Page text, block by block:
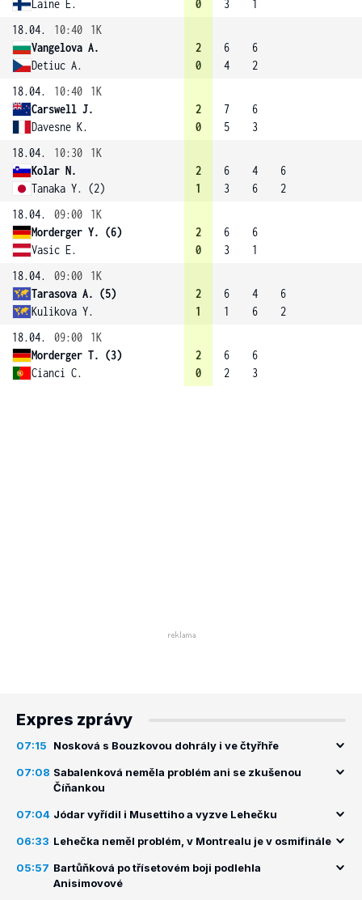
Laine E. 0 3
1
18.04.
10:40
1K
Vangelova A.
Detiuc A.
2
0
6
4
6
2
18.04.
10:40
1K
Carswell J.
Davesne K.
2
0
7
5
6
3
18.04.
10:30
1K
Kolar N.
Tanaka Y. (2)
2
1
6
3
4
6
6
2
18.04.
09:00
1K
Morderger Y. (6)
Vasic E.
2
0
6
3
6
1
18.04.
09:00
1K
Tarasova A. (5)
Kulikova Y.
2
1
6
1
4
6
6
2
18.04.
09:00
1K
Morderger T. (3)
Cianci C.
2
0
6
2
6
3
Expres zprávy
07:15 Nosková s Bouzkovou dohrály i ve čtyřhře
07:08 Sabalenková neměla problém ani se zkušenou
Číňankou
07:04 Jódar vyřídil i Musettiho a vyzve Lehečku
06:33 Lehečka neměl problém, v Montrealu je v osmifinále
05:57 Bartůňková po třísetovém boji podlehla
Anisimovové